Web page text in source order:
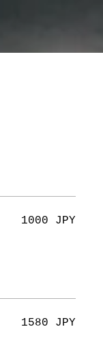
1000 JPY
1580 JPY